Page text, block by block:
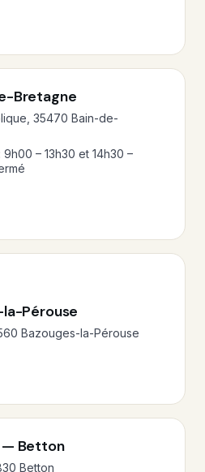
Bretagne
35470 Bain-de-
– 13h30 et 14h30 –
Pérouse
Bazouges-la-Pérouse
— Betton
Betton